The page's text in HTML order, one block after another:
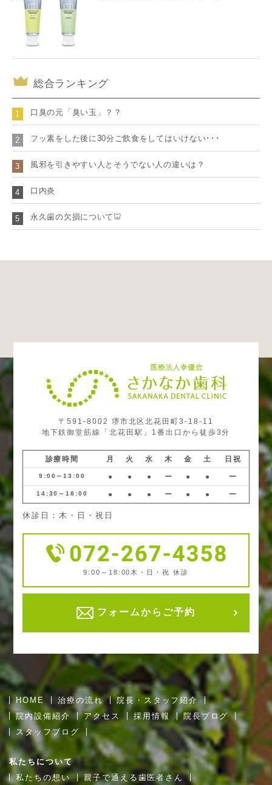
総合ランキング
1 口臭の元「臭い玉」？？
2 フッ素をした後に30分ご飲食をしてはいけない･･･
3 風邪を引きやすい人とそうでない人の違いは？
4 口内炎
5 永久歯の欠損について🦷
〒591-8002 堺市北区北花田町3-18-11
地下鉄御堂筋線「北花田駅」1番出口から徒歩3分
診療時間 月 火 水 木 金 土 日祝
9:00～13:00 ● ● ● ー ● ● ー
14:30～18:00 ● ● ● ー ● ● ー
休診日：木・日・祝日
9:00～18:00 木・日・祝 休診
フォームからご予約
HOME 治療の流れ
院長・スタッフ紹介
院内設備紹介
アクセス 採用情報
院長ブログ
スタッフブログ
私たちについて
私たちの想い
親子で通える歯医者さん